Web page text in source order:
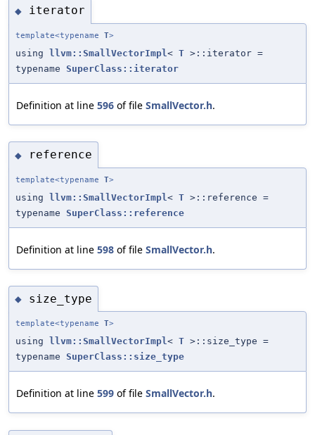
◆ iterator
template<typename T>
using llvm::SmallVectorImpl < T >::iterator =
typename SuperClass::iterator
Definition at line 596 of file SmallVector.h.
◆ reference
template<typename T>
using llvm::SmallVectorImpl < T >::reference =
typename SuperClass::reference
Definition at line 598 of file SmallVector.h.
◆ size_type
template<typename T>
using llvm::SmallVectorImpl< T >::size_type =
typename SuperClass::size_type
Definition at line 599 of file SmallVector.h.